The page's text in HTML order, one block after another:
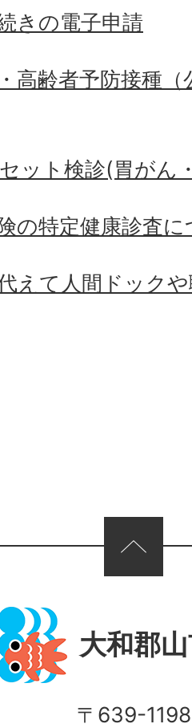
きの電子申請
高齢者予防接種
ット検診(胃がん
の特定健康診査
えて人間ドック
大和郡
〒639-1198